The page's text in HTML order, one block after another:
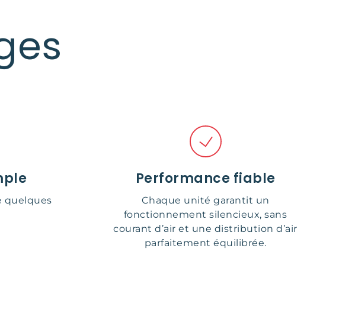
quelques
Performance fiable
Chaque unité garantit un
fonctionnement silencieux, sans
courant d’air et une distribution d’air
parfaitement équilibrée.